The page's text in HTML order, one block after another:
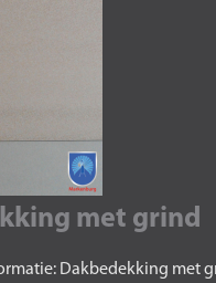
met grind
Dakbedekking met